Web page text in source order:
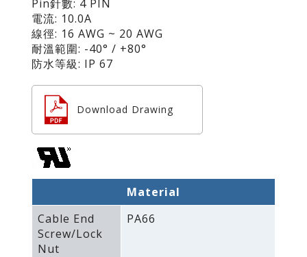
Pin針數: 4 PIN
電流: 10.0A
線徑: 16 AWG ~ 20 AWG
耐溫範圍: -40° / +80°
防水等級: IP 67
Download Drawing
Material
Cable End
Screw/Lock
Nut
PA66